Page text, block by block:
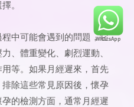
。
中可能會遇到的問題，它
、體重變化、劇烈運動、
等。如果月經遲來，首先
除這些常見原因後，懷孕
的檢測方面，通常月經遲